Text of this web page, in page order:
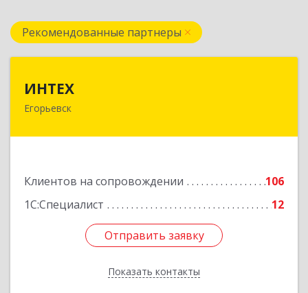
Рекомендованные партнеры
ИНТЕХ
Егорьевск
Клиентов на сопровождении
106
1С:Специалист
12
Отправить заявку
Показать контакты
140300, Московская обл, Егорьевск г, 5-й мкр,
Отправить заявку
Назад